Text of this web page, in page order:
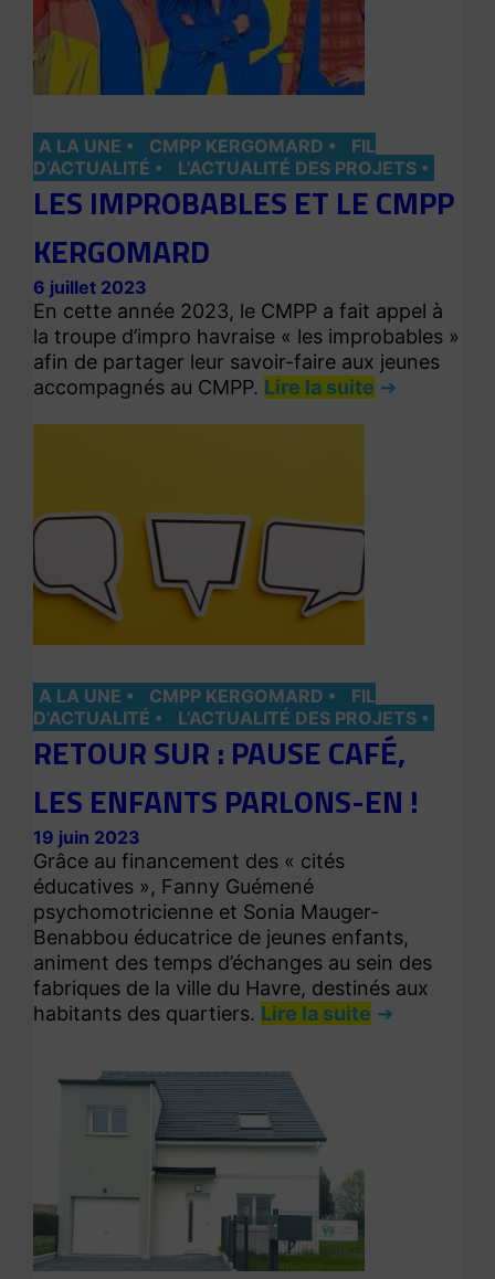
A LA UNE CMPP KERGOMARD
FIL
D’ACTUALITÉ
L’ACTUALITÉ DES PROJETS
LES IMPROBABLES ET LE CMPP
KERGOMARD
6 juillet 2023
En cette année 2023, le CMPP a fait appel à
la troupe d’impro havraise « les improbables »
afin de partager leur savoir-faire aux jeunes
accompagnés au CMPP. Lire la suite
A LA UNE CMPP KERGOMARD
FIL
D’ACTUALITÉ
L’ACTUALITÉ DES PROJETS
RETOUR SUR : PAUSE CAFÉ,
LES ENFANTS PARLONS-EN !
19 juin 2023
Grâce au financement des « cités
éducatives », Fanny Guémené
psychomotricienne et Sonia Mauger-
Benabbou éducatrice de jeunes enfants,
animent des temps d’échanges au sein des
fabriques de la ville du Havre, destinés aux
habitants des quartiers. Lire la suite